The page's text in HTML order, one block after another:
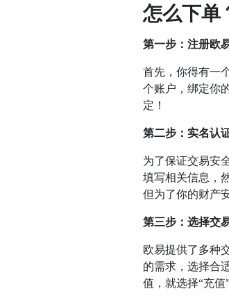
怎么下单
第一步：注册欧
首先，你得有一
个账户，绑定你
定！
第二步：实名认
为了保证交易安
填写相关信息，
但为了你的财产
第三步：选择交
欧易提供了多种
的需求，选择合
值，就选择“充值